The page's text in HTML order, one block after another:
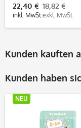
22,40 €
inkl. MwSt.
18,82 €
exkl. MwSt.
Kunden kauften
Kunden haben
NEU